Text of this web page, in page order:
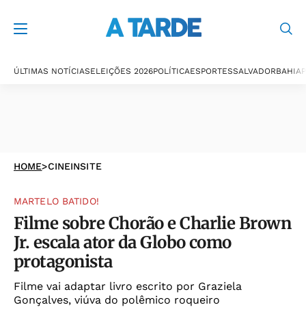
ÚLTIMAS NOTÍCIASELEIÇÕES 2026POLÍTICAESPORTESSALVADORBAHIA
HOME>CINEINSITE
MARTELO BATIDO!
Filme sobre Chorão e Charlie Brown
Jr. escala ator da Globo como
protagonista
Filme vai adaptar livro escrito por Graziela
Gonçalves, viúva do polêmico roqueiro